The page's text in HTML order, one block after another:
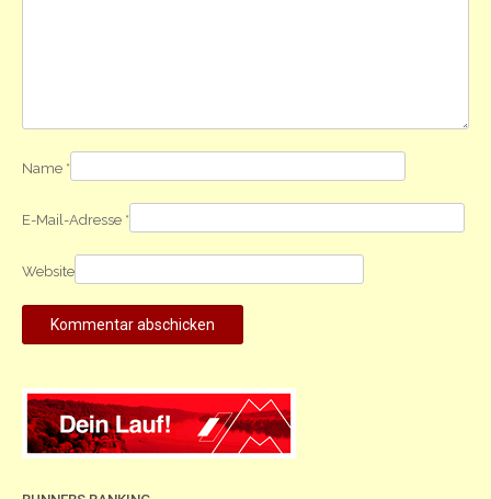
Name *
E-Mail-Adresse *
Website